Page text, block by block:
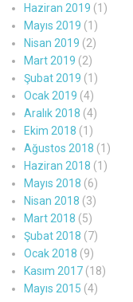
Haziran 2019 (1)
Mayıs 2019 (1)
Nisan 2019 (2)
Mart 2019 (2)
Şubat 2019 (1)
Ocak 2019 (4)
Aralık 2018 (4)
Ekim 2018 (1)
Ağustos 2018 (1)
Haziran 2018 (1)
Mayıs 2018 (6)
Nisan 2018 (3)
Mart 2018 (5)
Şubat 2018 (7)
Ocak 2018 (9)
Kasım 2017 (18)
Mayıs 2015 (4)